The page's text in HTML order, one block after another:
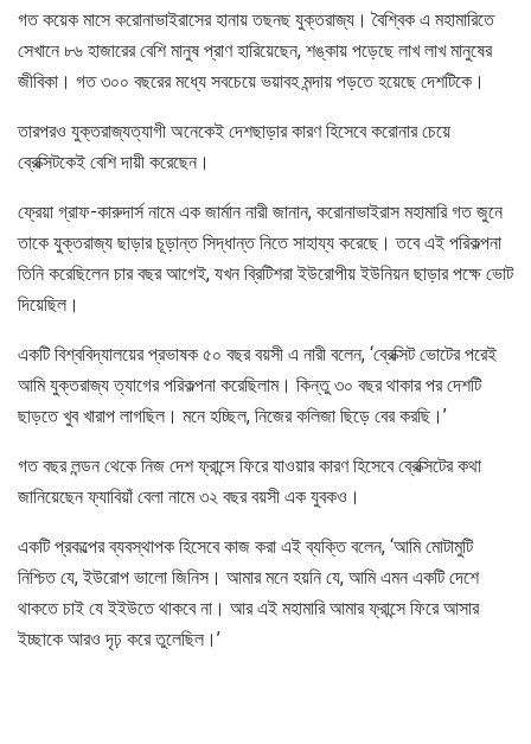
গত কয়েক মাসে করোনাভাইরাসের হানায় তছনছ যুক্তরাজ্য। বৈশ্বিক এ মহামারিতে
সেখানে ৮৬ হাজারের বেশি মানুষ প্রাণ হারিয়েছেন, শঙ্কায় পড়েছে লাখ লাখ মানুষের
জীবিকা। গত ৩০০ বছরের মধ্যে সবচেয়ে ভয়াবহ মন্দায় পড়তে হয়েছে দেশটিকে।
তারপরও যুক্তরাজ্যত্যাগী অনেকেই দেশছাড়ার কারণ হিসেবে করোনার চেয়ে
ব্রেক্সিটকেই বেশি দায়ী করেছেন।
ফ্রেয়া গ্রাফ-কারুদার্স নামে এক জার্মান নারী জানান, করোনাভাইরাস মহামারি গত জুনে
তাকে যুক্তরাজ্য ছাড়ার চূড়ান্ত সিদ্ধান্ত নিতে সাহায্য করেছে। তবে এই পরিকল্পনা
তিনি করেছিলেন চার বছর আগেই, যখন ব্রিটিশরা ইউরোপীয় ইউনিয়ন ছাড়ার পক্ষে ভোট
দিয়েছিল।
একটি বিশ্ববিদ্যালয়ের প্রভাষক ৫০ বছর বয়সী এ নারী বলেন, ‘ব্রেক্সিট ভোটের পরেই
আমি যুক্তরাজ্য ত্যাগের পরিকল্পনা করেছিলাম। কিন্তু ৩০ বছর থাকার পর দেশটি
ছাড়তে খুব খারাপ লাগছিল। মনে হচ্ছিল, নিজের কলিজা ছিড়ে বের করছি।’
গত বছর লন্ডন থেকে নিজ দেশ ফ্রান্সে ফিরে যাওয়ার কারণ হিসেবে ব্রেক্সিটের কথা
জানিয়েছেন ফ্যাবিয়াঁ বেলা নামে ৩২ বছর বয়সী এক যুবকও।
একটি প্রকল্পের ব্যবস্থাপক হিসেবে কাজ করা এই ব্যক্তি বলেন, ‘আমি মোটামুটি
নিশ্চিত যে, ইউরোপ ভালো জিনিস। আমার মনে হয়নি যে, আমি এমন একটি দেশে
থাকতে চাই যে ইইউতে থাকবে না। আর এই মহামারি আমার ফ্রান্সে ফিরে আসার
ইচ্ছাকে আরও দৃঢ় করে তুলেছিল।’